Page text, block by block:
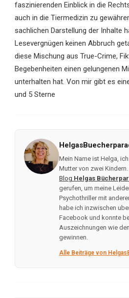
faszinierenden Einblick in die
auch in die Tiermedizin zu
sachlichen Darstellung der Inhalte
Lesevergnügen keinen Abbruch
diese Mischung aus True-Crime,
Begebenheiten einen gelungenen
unterhalten hat. Von mir gibt es
und 5 Sterne
Mein Name ist Helga,
Mutter von zwei
Blog Helgas
gerufen, um meine
Psychothriller mit
habe ich inzwischen
Facebook und konnte
Auszeichnungen wie
gewinnen.
Alle Beiträge von